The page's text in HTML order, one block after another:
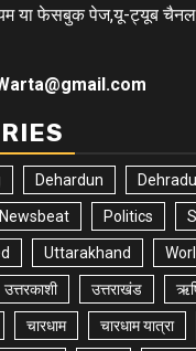
या फेसबुक पेज,यू-ट्यूब
Dehardun
Newsbeat Politics
Uttarakhand
उत्तरकाशी उत्तराखंड
चारधाम चारधाम यात्रा